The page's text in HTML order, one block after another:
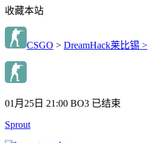
收藏本站
CSGO > DreamHack莱比锡 >
01月25日 21:00 BO3 已结束
Sprout